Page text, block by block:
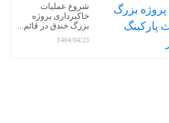
شروع عملیات
خاکبرداری پروژه
بزرگ خندق در قائم...
1404/04/23